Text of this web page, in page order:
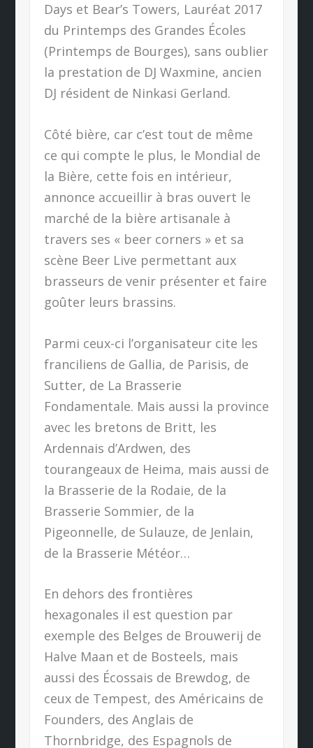
Days et Bear’s Towers, Lauréat 2017
du Printemps des Grandes Écoles
(Printemps de Bourges), sans oublier
la prestation de DJ Waxmine, ancien
DJ résident de Ninkasi Gerland.
Côté bière, car c’est tout de même
ce qui compte le plus, le Mondial de
la Bière, cette fois en intérieur,
annonce accueillir à bras ouvert le
marché de la bière artisanale à
travers ses « beer corners » et sa
scène Beer Live permettant aux
brasseurs de venir présenter et faire
goûter leurs brassins.
Parmi ceux-ci l’organisateur cite les
franciliens de Gallia, de Parisis, de
Sutter, de La Brasserie
Fondamentale. Mais aussi la province
avec les bretons de Britt, les
Ardennais d’Ardwen, des
tourangeaux de Heima, mais aussi de
la Brasserie de la Rodaie, de la
Brasserie Sommier, de la
Pigeonnelle, de Sulauze, de Jenlain,
de la Brasserie Météor…
En dehors des frontières
hexagonales il est question par
exemple des Belges de Brouwerij de
Halve Maan et de Bosteels, mais
aussi des Écossais de Brewdog, de
ceux de Tempest, des Américains de
Founders, des Anglais de
Thornbridge, des Espagnols de